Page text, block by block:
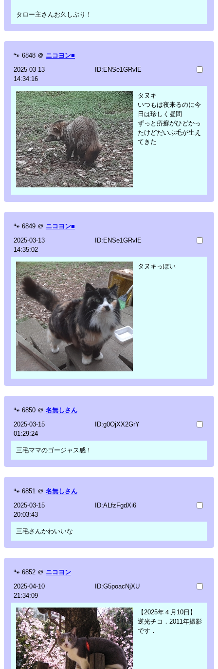
タロー主さんお久しぶり！
🐾 6848 ＠ ニコヨン■
2025-03-13
14:34:16
ID:ENSe1GRvlE
タヌキ
いつもは夜来るのに今
日は珍しく昼間
ずっと疥癬がひどかっ
たけどだいぶ毛が生え
てきた
🐾 6849 ＠ ニコヨン■
2025-03-13
14:35:02
ID:ENSe1GRvlE
タヌキっぽい
🐾 6850 ＠ 名無しさん
2025-03-15
01:29:24
ID:g0OjXX2GrY
三毛ママのゴージャス感！
🐾 6851 ＠ 名無しさん
2025-03-15
20:03:43
ID:ALfzFgdXi6
三毛さんかわいいな
🐾 6852 ＠ ニコヨン
2025-04-10
21:34:09
ID:G5poacNjXU
【2025年４月10日】
逆光チコ．2011年撮影
です．